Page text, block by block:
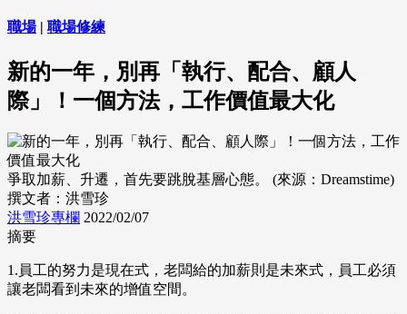
職場| 職場修練
新的一年，別再「執行、配合、顧人
際」！一個方法，工作價值最大化
爭取加薪、升遷，首先要跳脫基層心態。 (來源：Dreamstime)
撰文者：洪雪珍
洪雪珍專欄 2022/02/07
摘要
1.員工的努力是現在式，老闆給的加薪則是未來式，員工必須
讓老闆看到未來的增值空間。